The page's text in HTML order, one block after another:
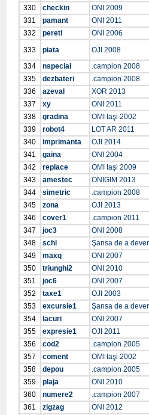
330
checkin
ONI 2009
331
pamant
ONI 2011
332
pereti
ONI 2006
333
piata
OJI 2008
334
nspecial
.campion 2008
335
dezbateri
.campion 2008
336
azeval
XOR 2013
337
xy
ONI 2011
338
gradina
OMI Iaşi 2002
339
robot4
LOT AR 2011
340
imprimanta
OJI 2014
341
gaina
ONI 2004
342
replace
OMI Iaşi 2009
343
amestec
ONIGIM 2013
344
simetric
.campion 2008
345
zona
OJI 2013
346
cover1
.campion 2011
347
joc3
ONI 2008
348
schi
Şansa de a
349
maxq
ONI 2007
350
triunghi2
ONI 2010
351
joc6
ONI 2007
352
taxe1
OJI 2003
353
excursie1
Şansa de a
354
lacuri
ONI 2007
355
expresie1
OJI 2011
356
cod2
.campion 2005
357
coment
OMI Iaşi 2002
358
depou
.campion 2005
359
plaja
ONI 2010
360
numere2
.campion 2007
361
zigzag
ONI 2012